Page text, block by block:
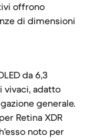
offrono
di dimensioni
da 6,3
vivaci, adatto
generale.
Retina XDR
noto per